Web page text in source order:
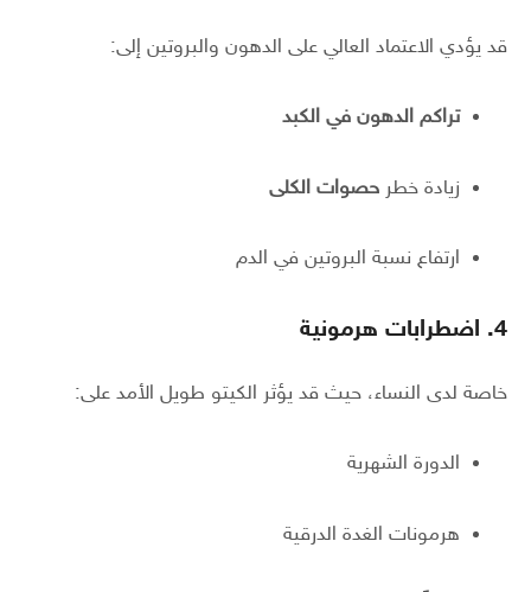
قد يؤدي الاعتماد العالي على الدهون والبروتين إلى:
تراكم الدهون في الكبد
زيادة خطر حصوات الكلى
ارتفاع نسبة البروتين في الدم
4. اضطرابات هرمونية
خاصة لدى النساء، حيث قد يؤثر الكيتو طويل الأمد على:
الدورة الشهرية
هرمونات الغدة الدرقية